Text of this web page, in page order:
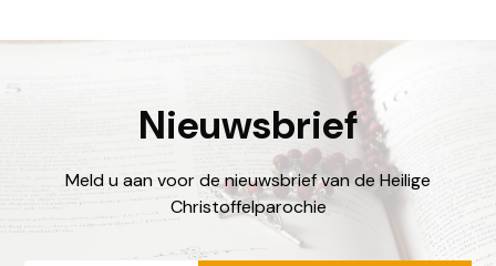
Nieuwsbrief
Meld u aan voor de nieuwsbrief van de Heilige
Christoffelparochie